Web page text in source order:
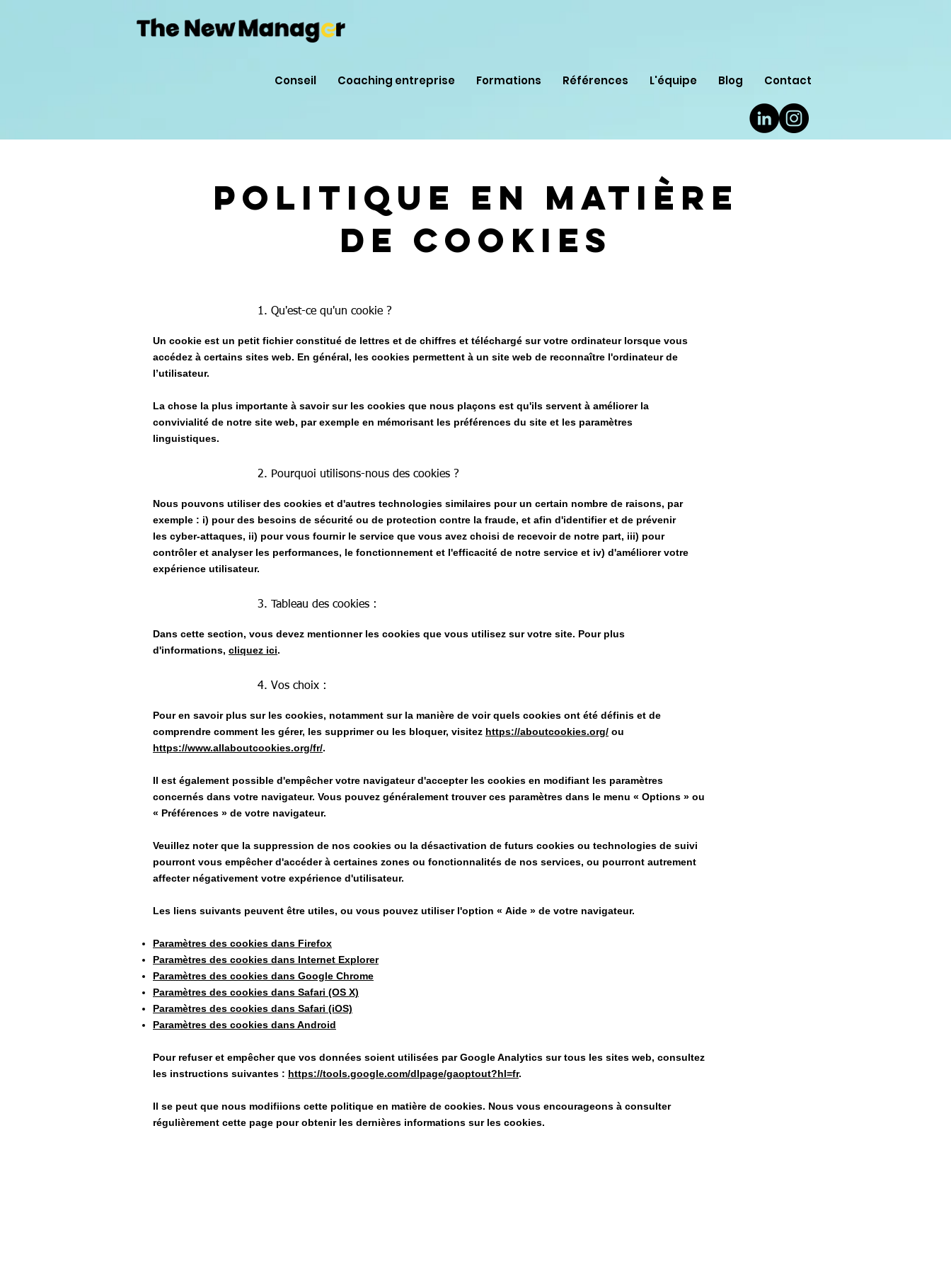
Conseil Coaching entreprise Formations Références L'équipe Blog Contact
Politique en matière
de cookies
1. Qu'est-ce qu'un cookie ?
Un cookie est un petit fichier constitué de lettres et de chiffres et téléchargé sur votre ordinateur lorsque vous
accédez à certains sites web. En général, les cookies permettent à un site web de reconnaître l'ordinateur de
l’utilisateur.
La chose la plus importante à savoir sur les cookies que nous plaçons est qu'ils servent à améliorer la
convivialité de notre site web, par exemple en mémorisant les préférences du site et les paramètres
linguistiques.
2. Pourquoi utilisons-nous des cookies ?
Nous pouvons utiliser des cookies et d'autres technologies similaires pour un certain nombre de raisons, par
exemple : i) pour des besoins de sécurité ou de protection contre la fraude, et afin d'identifier et de prévenir
les cyber-attaques, ii) pour vous fournir le service que vous avez choisi de recevoir de notre part, iii) pour
contrôler et analyser les performances, le fonctionnement et l'efficacité de notre service et iv) d'améliorer votre
expérience utilisateur.
3. Tableau des cookies :
Dans cette section, vous devez mentionner les cookies que vous utilisez sur votre site. Pour plus
d'informations, cliquez ici.
4. Vos choix :
Pour en savoir plus sur les cookies, notamment sur la manière de voir quels cookies ont été définis et de
comprendre comment les gérer, les supprimer ou les bloquer, visitez https://aboutcookies.org/ ou
https://www.allaboutcookies.org/fr/.
Il est également possible d'empêcher votre navigateur d'accepter les cookies en modifiant les paramètres
concernés dans votre navigateur. Vous pouvez généralement trouver ces paramètres dans le menu « Options » ou
« Préférences » de votre navigateur.
Veuillez noter que la suppression de nos cookies ou la désactivation de futurs cookies ou technologies de suivi
pourront vous empêcher d'accéder à certaines zones ou fonctionnalités de nos services, ou pourront autrement
affecter négativement votre expérience d'utilisateur.
Les liens suivants peuvent être utiles, ou vous pouvez utiliser l'option « Aide » de votre navigateur.
Paramètres des cookies dans Firefox
Paramètres des cookies dans Internet Explorer
Paramètres des cookies dans Google Chrome
Paramètres des cookies dans Safari (OS X)
Paramètres des cookies dans Safari (iOS)
Paramètres des cookies dans Android
Pour refuser et empêcher que vos données soient utilisées par Google Analytics sur tous les sites web, consultez
les instructions suivantes : https://tools.google.com/dlpage/gaoptout?hl=fr.
Il se peut que nous modifiions cette politique en matière de cookies. Nous vous encourageons à consulter
régulièrement cette page pour obtenir les dernières informations sur les cookies.